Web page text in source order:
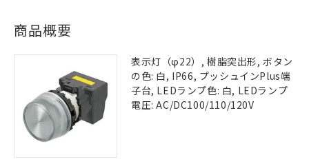
商品概要
表示灯（φ22）, 樹脂突出形, ボタン
の色: 白, IP66, プッシュインPlus端
子台, LEDランプ色: 白, LEDランプ
電圧: AC/DC100/110/120V